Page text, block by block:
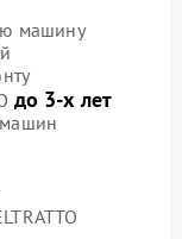
машину
до 3-х лет